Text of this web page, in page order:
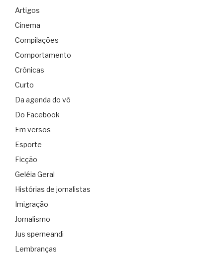
Artigos
Cinema
Compilações
Comportamento
Crônicas
Curto
Da agenda do vô
Do Facebook
Em versos
Esporte
Ficção
Geléia Geral
Histórias de jornalistas
Imigração
Jornalismo
Jus sperneandi
Lembranças